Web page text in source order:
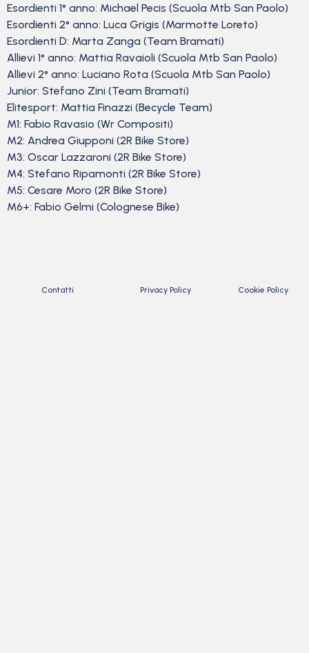
Esordienti 1° anno: Michael Pecis (Scuola Mtb San Paolo)
Esordienti 2° anno: Luca Grigis (Marmotte Loreto)
Esordienti D: Marta Zanga (Team Bramati)
Allievi 1° anno: Mattia Ravaioli (Scuola Mtb San Paolo)
Allievi 2° anno: Luciano Rota (Scuola Mtb San Paolo)
Junior: Stefano Zini (Team Bramati)
Elitesport: Mattia Finazzi (Becycle Team)
M1: Fabio Ravasio (Wr Compositi)
M2: Andrea Giupponi (2R Bike Store)
M3: Oscar Lazzaroni (2R Bike Store)
M4: Stefano Ripamonti (2R Bike Store)
M5: Cesare Moro (2R Bike Store)
M6+: Fabio Gelmi (Colognese Bike)
Contatti Privacy Policy Cookie Policy